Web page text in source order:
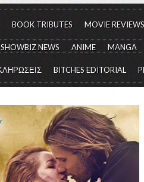
BOOK TRIBUTES MOVIE REVIEWS
SHOWBIZ NEWS ANIME MANGA
BITCHES EDITORIAL